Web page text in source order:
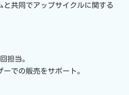
共同でアップサイクルに関する
担当。
での販売をサポート。